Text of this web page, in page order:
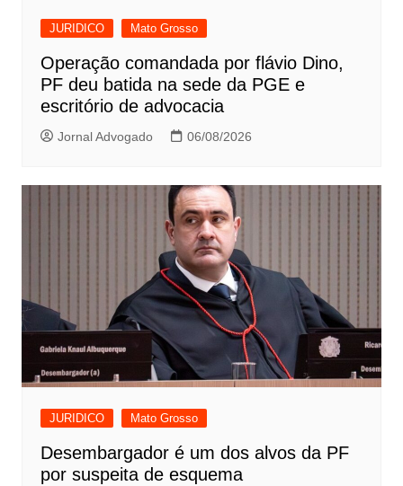
JURIDICO Mato Grosso
Operação comandada por flávio Dino,
PF deu batida na sede da PGE e
escritório de advocacia
Jornal Advogado 06/08/2026
JURIDICO Mato Grosso
Desembargador é um dos alvos da PF
por suspeita de esquema